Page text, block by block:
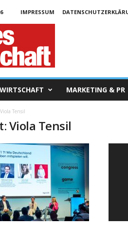
IMPRESSUM
WIRTSCHAFT MARKETING & PR
Viola Tensil
Viola Tensil